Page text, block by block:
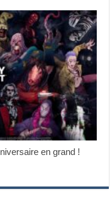
en grand !